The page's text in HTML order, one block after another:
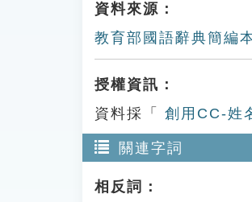
資料來源：
教育部國語辭典簡編
授權資訊：
資料採「
創用CC-姓
關連字詞
相反詞：